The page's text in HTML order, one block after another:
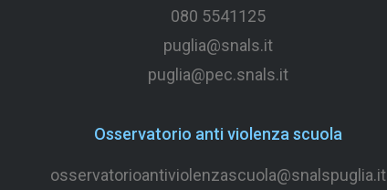
080 5541125
puglia@snals.it
puglia@pec.snals.it
Osservatorio anti violenza scuola
osservatorioantiviolenzascuola@snalspuglia.it